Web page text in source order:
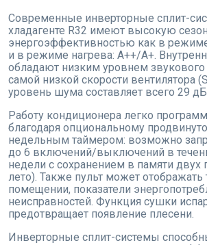
Cовременные инверторные сплит-
хладагенте R32 имеют высокую
энергоэффективностью как в
и в режиме нагрева: А++/A+.
обладают низким уровнем
самой низкой скорости вентилятора
уровень шума составляет всего 29
Работу кондиционера легко
благодаря опциональному
недельным таймером: возможно
до 6 включений/выключений в
недели с сохранением в памяти
лето). Также пульт может отображать
помещении, показатели
неисправностей. Функция сушки
предотвращает появление плесени.
Инверторные сплит-системы